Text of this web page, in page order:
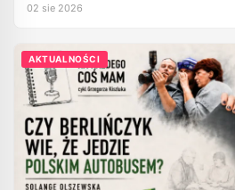
02 sie 2026
AKTUALNOŚCI